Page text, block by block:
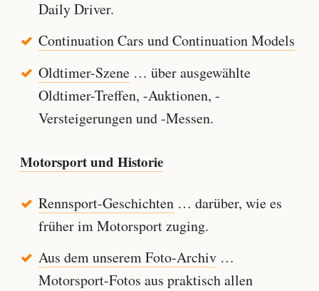
Daily Driver.
Continuation Cars und Continuation Models
Oldtimer-Szene… über ausgewählte
Oldtimer-Treffen, -Auktionen, -
Versteigerungen und -Messen.
Motorsport und Historie
Rennsport-Geschichten… darüber, wie es
früher im Motorsport zuging.
Aus dem unserem Foto-Archiv…
Motorsport-Fotos aus praktisch allen